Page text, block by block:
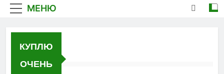
МЕНЮ
КУПЛЮ
ОЧЕНЬ